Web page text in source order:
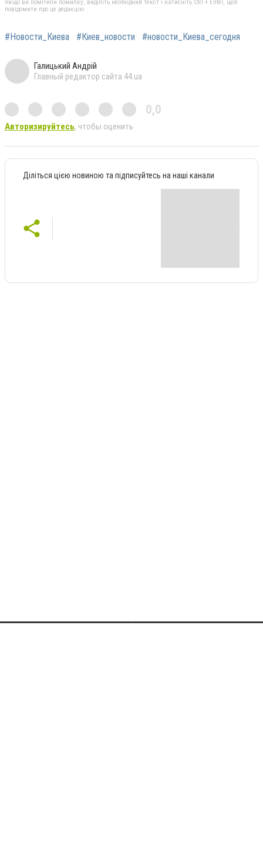
Якщо ви помітили помилку, виділіть необхідний текст і натисніть Ctrl + Enter, щоб
повідомити про це редакцію
#Новости_Киева #Киев_новости #новости_Киева_сегодня
Галицький Андрій
Главный редактор сайта 44.ua
0,0
Авторизируйтесь, чтобы оценить
Діліться цією новиною та підписуйтесь на наші канали